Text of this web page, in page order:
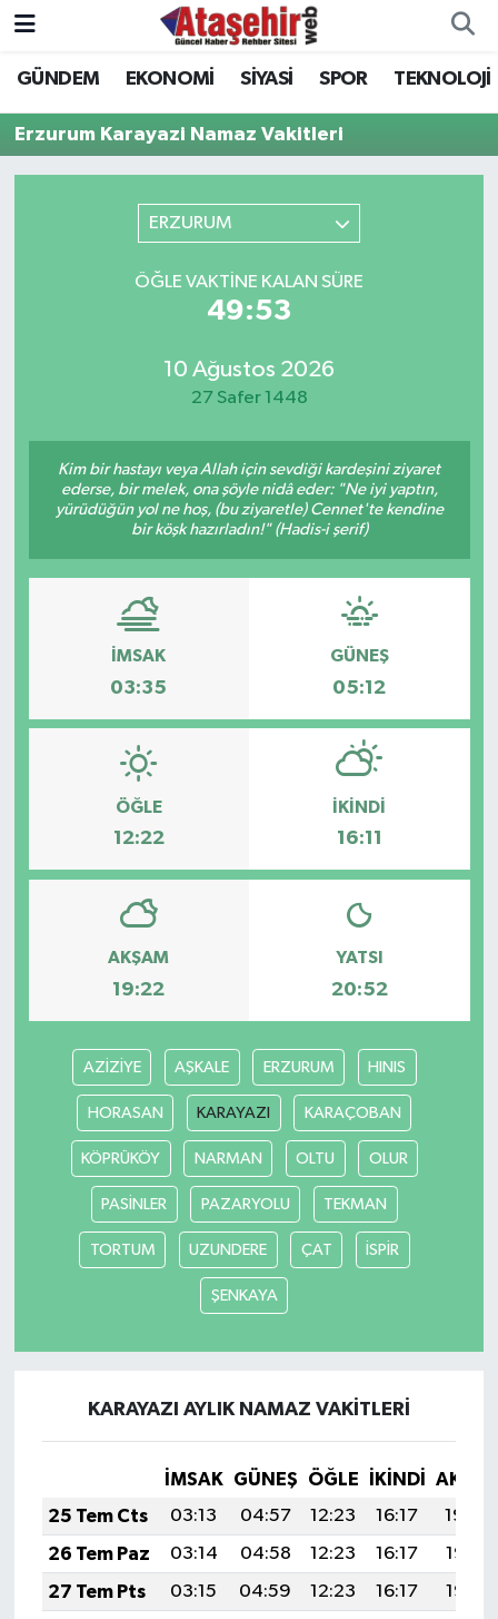
GÜNDEM EKONOMİ SİYASİ SPOR TEKNOLOJİ
Erzurum Karayazi Namaz Vakitleri
ERZURUM
ÖĞLE VAKTINE KALAN SÜRE
49:53
10 Ağustos 2026
27 Safer 1448
Kim bir hastayı veya Allah için sevdiği kardeşini ziyaret
ederse, bir melek, ona şöyle nidâ eder: "Ne iyi yaptın,
yürüdüğün yol ne hoş, (bu ziyaretle) Cennet'te kendine
bir köşk hazırladın!" (Hadis-i şerif)
İMSAK
03:35
GÜNEŞ
05:12
ÖĞLE
12:22
İKINDI
16:11
AKŞAM
19:22
YATSI
20:52
AZİZİYE AŞKALE ERZURUM HINIS
HORASAN KARAYAZI KARAÇOBAN
KÖPRÜKÖY NARMAN OLTU OLUR
PASİNLER PAZARYOLU TEKMAN
TORTUM UZUNDERE ÇAT İSPİR
ŞENKAYA
KARAYAZI AYLIK NAMAZ VAKITLERI
İMSAK GÜNEŞ ÖĞLE İKINDI
25 Tem Cts
03:13 04:57 12:23 16:17
19:39
26 Tem Paz
03:14 04:58 12:23 16:17
19:38
27 Tem Pts
03:15 04:59 12:23 16:17
19:37
Hava Durumu
Trafik Durumu
Son Dakika Haberleri
Haber Arşivi